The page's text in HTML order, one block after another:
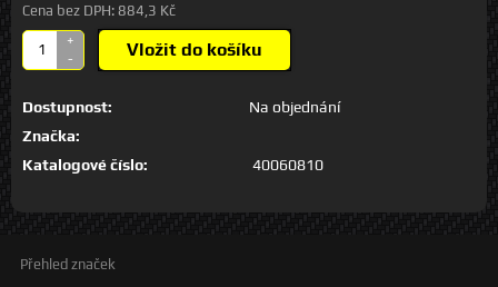
Cena bez DPH: 884,3 Kč
+
-
Vložit do košíku
Dostupnost:
Na objednání
Značka:
Katalogové číslo:
40060810
Přehled značek